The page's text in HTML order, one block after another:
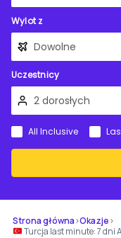
Wylot z
Uczestnicy
All Inclusive
Strona główna›Okazje›
Turcja last minute: 7 dni